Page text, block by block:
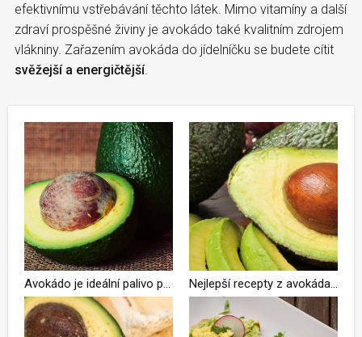
efektivnímu vstřebávání těchto látek. Mimo vitamíny a další
zdraví prospěšné živiny je avokádo také kvalitním zdrojem
vlákniny. Zařazením avokáda do jídelníčku se budete cítit
svěžejší a energičtější.